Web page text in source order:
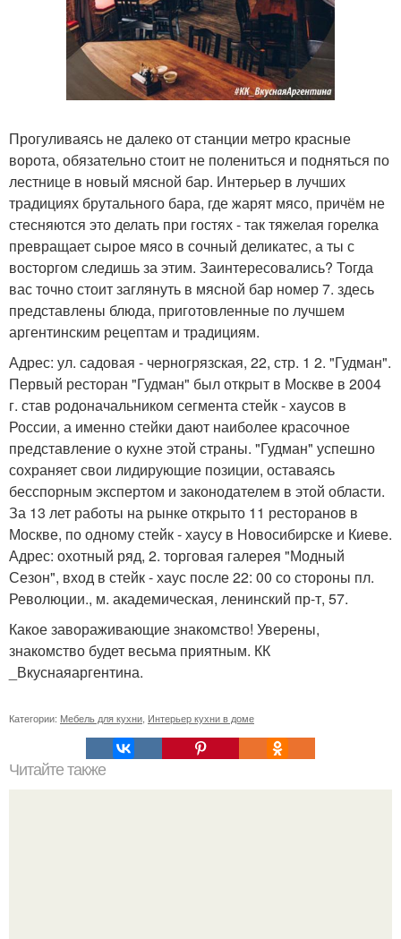
Прогуливаясь не далеко от станции метро красные
ворота, обязательно стоит не полениться и подняться по
лестнице в новый мясной бар. Интерьер в лучших
традициях брутального бара, где жарят мясо, причём не
стесняются это делать при гостях - так тяжелая горелка
превращает сырое мясо в сочный деликатес, а ты с
восторгом следишь за этим. Заинтересовались? Тогда
вас точно стоит заглянуть в мясной бар номер 7. здесь
представлены блюда, приготовленные по лучшем
аргентинским рецептам и традициям.
Адрес: ул. садовая - черногрязская, 22, стр. 1 2. "Гудман".
Первый ресторан "Гудман" был открыт в Москве в 2004
г. став родоначальником сегмента стейк - хаусов в
России, а именно стейки дают наиболее красочное
представление о кухне этой страны. "Гудман" успешно
сохраняет свои лидирующие позиции, оставаясь
бесспорным экспертом и законодателем в этой области.
За 13 лет работы на рынке открыто 11 ресторанов в
Москве, по одному стейк - хаусу в Новосибирске и Киеве.
Адрес: охотный ряд, 2. торговая галерея "Модный
Сезон", вход в стейк - хаус после 22: 00 со стороны пл.
Революции., м. академическая, ленинский пр-т, 57.
Какое завораживающие знакомство! Уверены,
знакомство будет весьма приятным. КК
_Вкуснаяаргентина.
Категории: Мебель для кухни Интерьер кухни в доме
Читайте также